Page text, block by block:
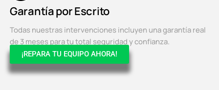
Garantía por Escrito
Todas nuestras intervenciones incluyen una garantía real
de 3 meses para tu total seguridad y confianza.
¡REPARA TU EQUIPO AHORA!